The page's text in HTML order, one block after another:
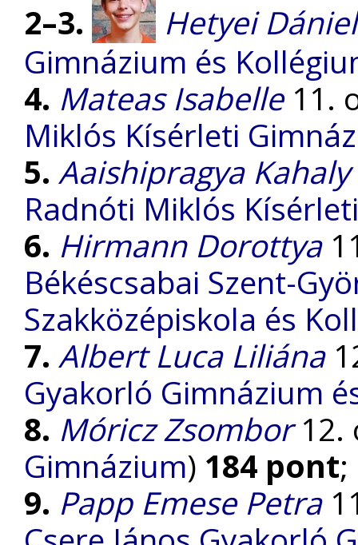
2–3.
Hetyei Dániel
Gimnázium és
4. Mateas Isabelle11.
Miklós Kísérleti
5. Aaishipragya Kahaly
Radnóti Miklós
6. Hirmann Dorottya
Békéscsabai Szent-
Szakközépiskola és
7. Albert Luca Liliána
Gyakorló Gimnázium
8. Móricz Zsombor12.
Gimnázium) 184 pont;
9. Papp Emese Petra